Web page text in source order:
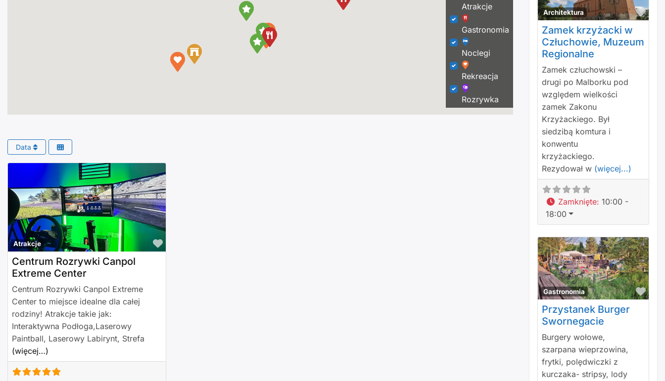
Atrakcje
Gastronomia
Noclegi
Rekreacja
Rozrywka
Data
Atrakcje
Polub to!
Centrum Rozrywki Canpol
Extreme Center
Centrum Rozrywki Canpol Extreme
Center to miejsce idealne dla całej
rodziny! Atrakcje takie jak:
Interaktywna Podłoga,Laserowy
Paintball, Laserowy Labirynt, Strefa
(więcej…)
Architektura
Zamek krzyżacki w
Człuchowie, Muzeum
Regionalne
Zamek człuchowski –
drugi po Malborku pod
względem wielkości
zamek Zakonu
Krzyżackiego. Był
siedzibą komtura i
konwentu
krzyżackiego.
Rezydował w (więcej...)
Zamknięte: 10:00 -
18:00
Gastronomia
Przystanek Burger
Swornegacie
Burgery wołowe,
szarpana wieprzowina,
frytki, polędwiczki z
kurczaka- stripsy, lody